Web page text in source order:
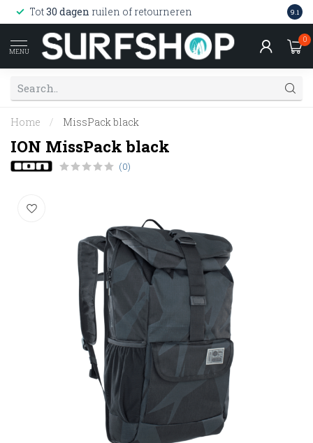
Tot30 dagen ruilen of retourneren 9.1
MENU
0
Home / MissPack black
ION MissPack black
(0)